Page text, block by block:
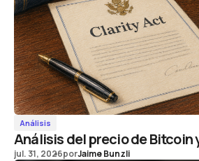
Análisis
Análisis del precio de Bitcoin
jul. 31, 2026porJaime Bunzli